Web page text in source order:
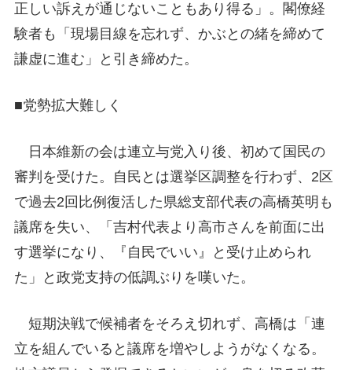
正しい訴えが通じないこともあり得る」。閣僚経
験者も「現場目線を忘れず、かぶとの緒を締めて
謙虚に進む」と引き締めた。
■党勢拡大難しく
日本維新の会は連立与党入り後、初めて国民の
審判を受けた。自民とは選挙区調整を行わず、2区
で過去2回比例復活した県総支部代表の高橋英明も
議席を失い、「吉村代表より高市さんを前面に出
す選挙になり、『自民でいい』と受け止められ
た」と政党支持の低調ぶりを嘆いた。
短期決戦で候補者をそろえ切れず、高橋は「連
立を組んでいると議席を増やしようがなくなる。